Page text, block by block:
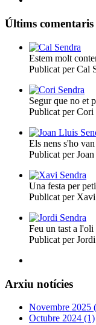
Últims comentaris
Estem molt
Publicat per Cal
Segur que no et
Publicat per Cori
Els nens s'ho
Publicat per
Una festa per
Publicat per Xavi
Feu un tast a
Publicat per
Arxiu notícies
Novembre 2025
Octubre 2024 (1)